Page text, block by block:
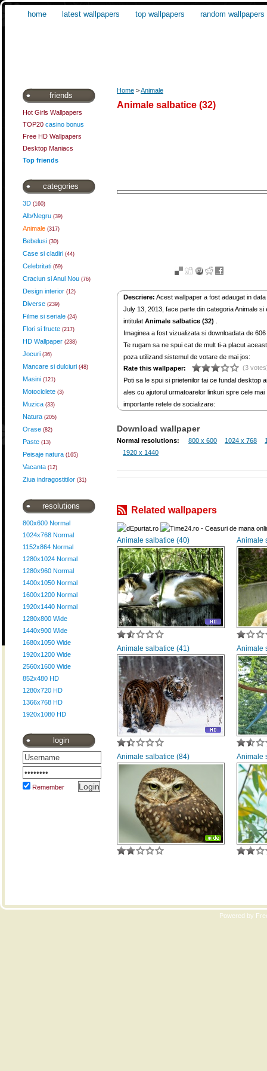
home latest wallpapers top wallpapers random wallpapers
friends
Hot Girls Wallpapers
TOP20 casino bonus
Free HD Wallpapers
Desktop Maniacs
Top friends
categories
3D (160)
Alb/Negru (39)
Animale (317)
Bebelusi (30)
Case si cladiri (44)
Celebritati (69)
Craciun si Anul Nou (76)
Design interior (12)
Diverse (239)
Filme si seriale (24)
Flori si fructe (217)
HD Wallpaper (238)
Jocuri (36)
Mancare si dulciuri (48)
Masini (121)
Motociclete (3)
Muzica (33)
Natura (205)
Orase (82)
Paste (13)
Peisaje natura (165)
Vacanta (12)
Ziua indragostitilor (31)
resolutions
800x600 Normal
1024x768 Normal
1152x864 Normal
1280x1024 Normal
1280x960 Normal
1400x1050 Normal
1600x1200 Normal
1920x1440 Normal
1280x800 Wide
1440x900 Wide
1680x1050 Wide
1920x1200 Wide
2560x1600 Wide
852x480 HD
1280x720 HD
1366x768 HD
1920x1080 HD
login
Remember
Home >Animale
Animale salbatice (32)
Descriere: Acest wallpaper a fost adaugat in data
July 13, 2013, face parte din categoria Animale si
intitulat Animale salbatice (32)
Imaginea a fost vizualizata si downloadata de 606
Te rugam sa ne spui cat de mult ti-a placut
poza utilizand sistemul de votare de mai jos:
Rate this wallpaper:
(3
Poti sa le spui si prietenilor tai ce fundal desktop ai
ales cu ajutorul urmatoarelor linkuri spre cele mai
importante retele de socializare:
Download wallpaper
Normal resolutions: 800 x 600 1024 x 768
1920 x 1440
Related wallpapers
Animale salbatice (40) Animale
Animale salbatice (41) Animale
Animale salbatice (84) Animale
Powered by